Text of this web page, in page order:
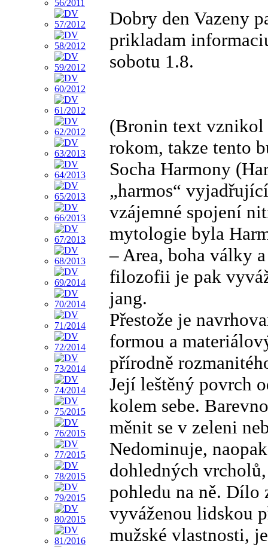
Dobry den Vazeny
prikladam
sobotu 1.8.
(Bronin text vznikol
rokom, takze tento
Socha Harmony
„harmos“
vzájemné spojení
mytologie byla
– Area, boha války
filozofii je pak
jang.
Přestože je
formou a
přírodně
Její leštěný povrch
kolem sebe.
měnit se v zeleni
Nedominuje,
dohledných
pohledu na ně. Dílo
vyváženou lidskou
mužské vlastnosti,